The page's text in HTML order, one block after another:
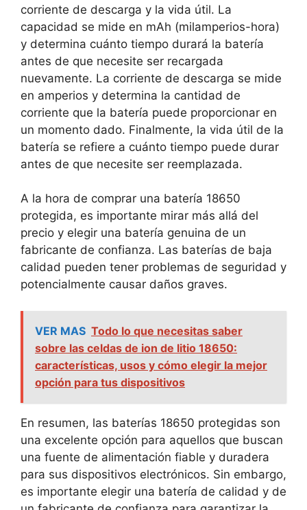
corriente de descarga y la vida útil. La
capacidad se mide en mAh (milamperios-hora)
y determina cuánto tiempo durará la batería
antes de que necesite ser recargada
nuevamente. La corriente de descarga se mide
en amperios y determina la cantidad de
corriente que la batería puede proporcionar en
un momento dado. Finalmente, la vida útil de la
batería se refiere a cuánto tiempo puede durar
antes de que necesite ser reemplazada.
A la hora de comprar una batería 18650
protegida, es importante mirar más allá del
precio y elegir una batería genuina de un
fabricante de confianza. Las baterías de baja
calidad pueden tener problemas de seguridad y
potencialmente causar daños graves.
VER MAS Todo lo que necesitas saber
sobre las celdas de ion de litio 18650:
características, usos y cómo elegir la mejor
opción para tus dispositivos
En resumen, las baterías 18650 protegidas son
una excelente opción para aquellos que buscan
una fuente de alimentación fiable y duradera
para sus dispositivos electrónicos. Sin embargo,
es importante elegir una batería de calidad y de